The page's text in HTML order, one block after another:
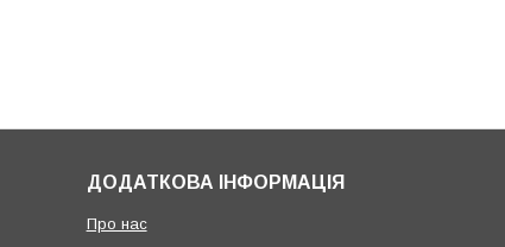
ДОДАТКОВА ІНФОРМАЦІЯ
Про нас